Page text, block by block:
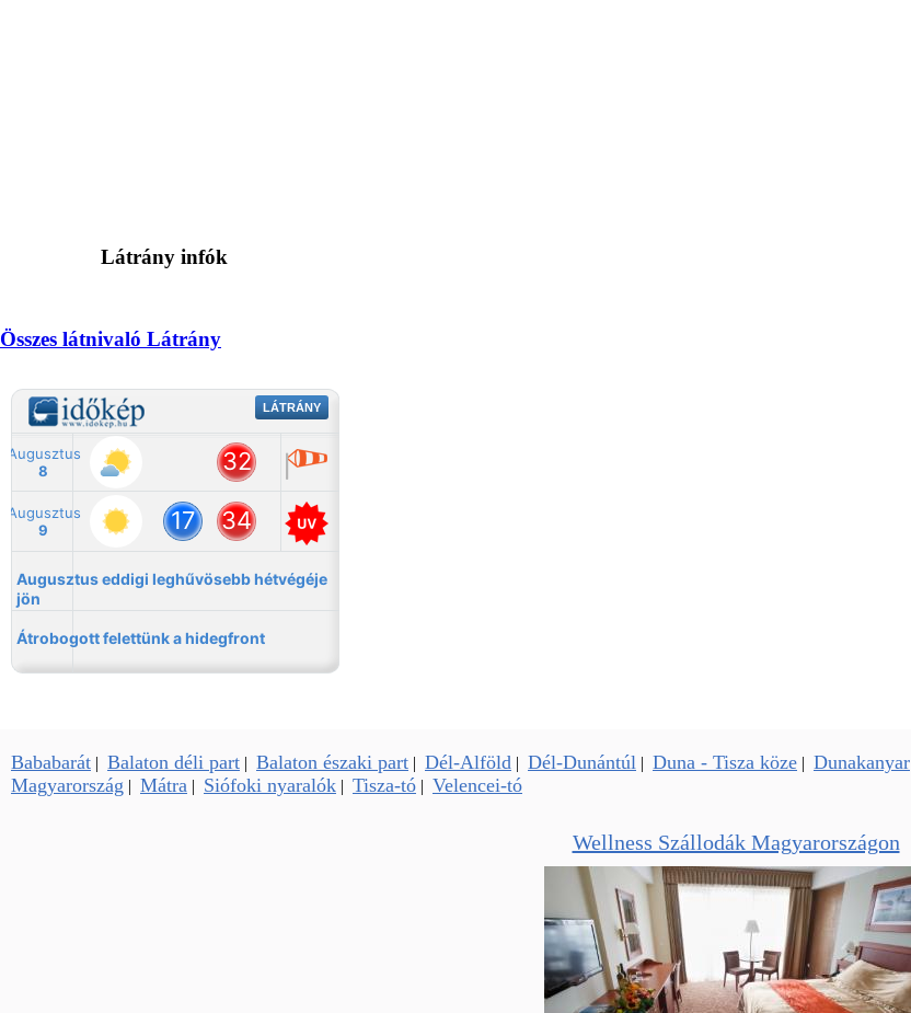
Látrány infók
Összes látnivaló Látrány
Bababarát | Balaton déli part | Balaton északi part | Dél-Alföld | Dél-Dunántúl | Duna - Tisza köze | Dunakanyar
Magyarország | Mátra | Siófoki nyaralók | Tisza-tó | Velencei-tó
Wellness Szállodák Magyarországon